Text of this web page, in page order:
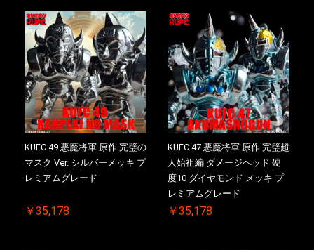
KUFC 49 悪魔将軍 原作 完璧の
マスク Ver. シルバーメッキ プ
レミアムグレード
￥35,178
KUFC 47 悪魔将軍 原作 完璧超
人始祖編 ダメージヘッド 硬
度10 ダイヤモンド メッキ プ
レミアムグレード
￥35,178